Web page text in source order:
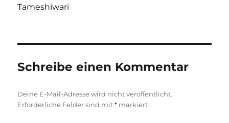
Tameshiwari
Schreibe einen Kommentar
Deine E-Mail-Adresse wird nicht veröffentlicht.
Erforderliche Felder sind mit* markiert